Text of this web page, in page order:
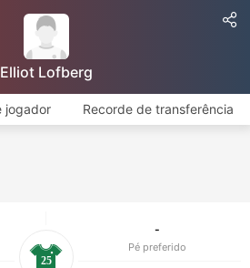
Elliot Lofberg
jogador Recorde de transferência
-
Pé preferido
25